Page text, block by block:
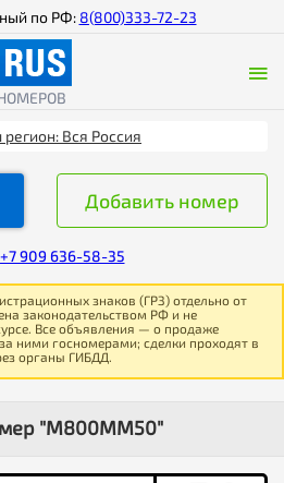
по РФ: 8(800)333-72-23
Вся Россия
Добавить номер
+7 909 636-58-35
знаков (ГРЗ) отдельно от
законодательством РФ и не
Все объявления — о продаже
ними госномерами; сделки проходят в
органы ГИБДД.
"М800ММ50"